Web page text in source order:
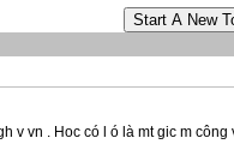
Start A New
v vn . Hoc có l ó là mt gic m công